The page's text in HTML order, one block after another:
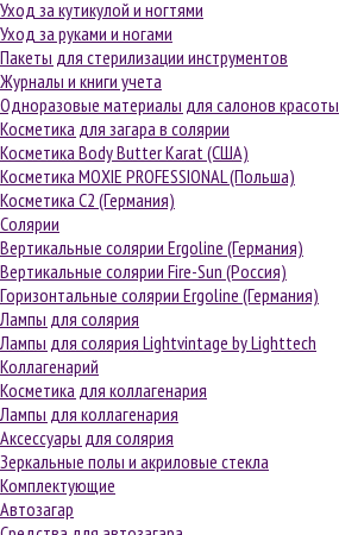
Уход за кутикулой и ногтями
Уход за руками и ногами
Пакеты для стерилизации инструментов
Журналы и книги учета
Одноразовые материалы для салонов красоты
Косметика для загара в солярии
Косметика Body Butter Karat (США)
Косметика MOXIE PROFESSIONAL (Польша)
Косметика С2 (Германия)
Солярии
Вертикальные солярии Ergoline (Германия)
Вертикальные солярии Fire-Sun (Россия)
Горизонтальные солярии Ergoline (Германия)
Лампы для солярия
Лампы для солярия Lightvintage by Lighttech
Коллагенарий
Косметика для коллагенария
Лампы для коллагенария
Аксессуары для солярия
Зеркальные полы и акриловые стекла
Комплектующие
Автозагар